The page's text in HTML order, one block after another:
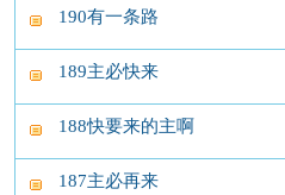
190有一条路
189主必快来
188快要来的主啊
187主必再来